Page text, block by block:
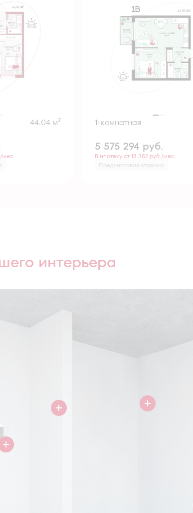
44.04 м2
мес.
1-комнатная
5 575 294 руб.
В ипотеку от 18 382 руб./мес.
Предчистовая отделка
интерьера